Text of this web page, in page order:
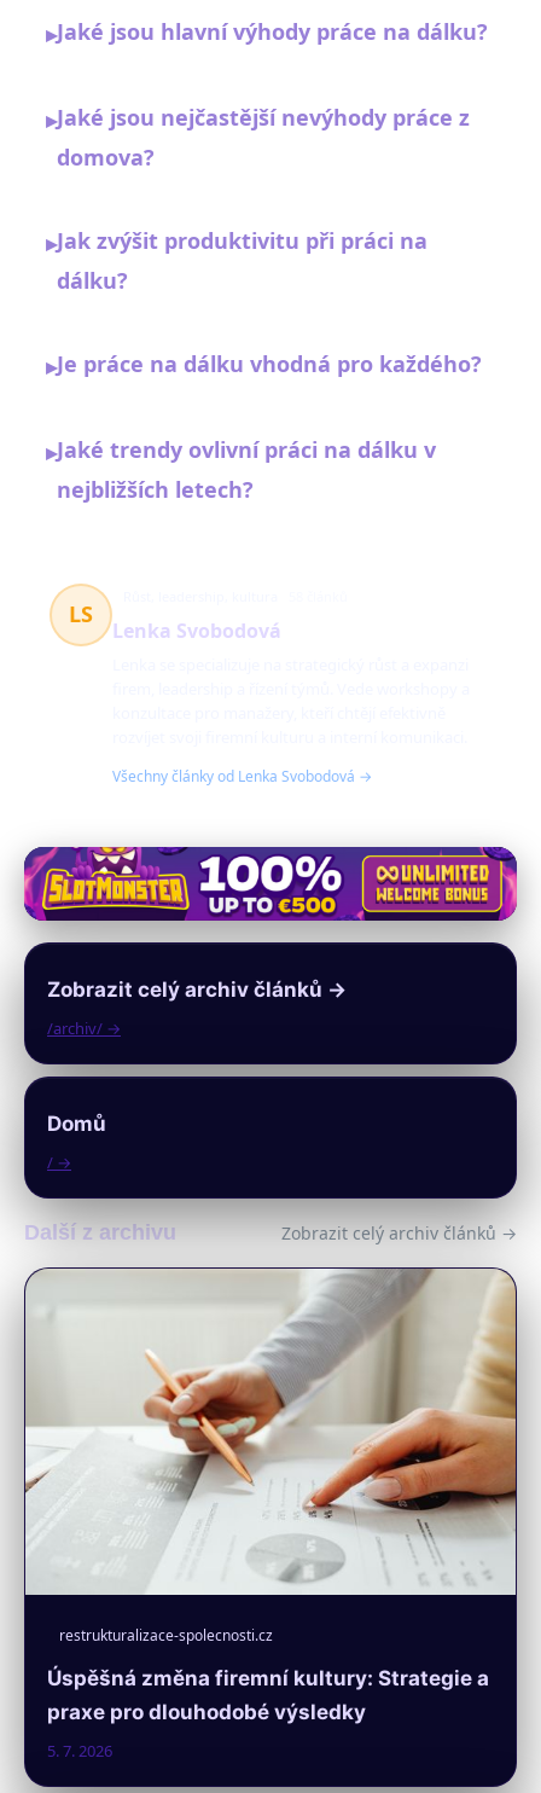
▸Jaké jsou hlavní výhody práce na dálku?
▸Jaké jsou nejčastější nevýhody práce z
domova?
▸Jak zvýšit produktivitu při práci na
dálku?
▸Je práce na dálku vhodná pro každého?
▸Jaké trendy ovlivní práci na dálku v
nejbližších letech?
LS
Lenka Svobodová
Všechny články od Lenka Svobodová →
Zobrazit celý archiv článků →
/archiv/ →
Domů
/ →
Další z archivu Zobrazit celý archiv článků →
restrukturalizace-spolecnosti.cz
Úspěšná změna firemní kultury: Strategie a
praxe pro dlouhodobé výsledky
5. 7. 2026